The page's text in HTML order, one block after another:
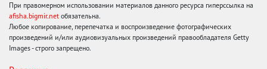
При правомерном использовании материалов данного ресурса гиперссылка на
afisha.bigmir.net обязательна.
Любое копирование, перепечатка и воспроизведение фотографических
произведений и/или аудиовизуальных произведений правообладателя Getty
Images - строго запрещено.